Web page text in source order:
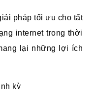
pháp tối ưu cho tất
internet trong thời
lại những lợi ích
kỳ